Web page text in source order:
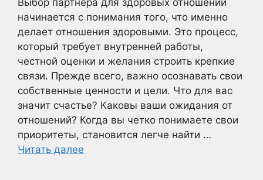
начинается с понимания того, что именно
делает отношения здоровыми. Это процесс,
который требует внутренней работы,
честной оценки и желания строить крепкие
связи. Прежде всего, важно осознавать свои
собственные ценности и цели. Что для вас
значит счастье? Каковы ваши ожидания от
отношений? Когда вы четко понимаете свои
приоритеты, становится легче найти …
Читать далее